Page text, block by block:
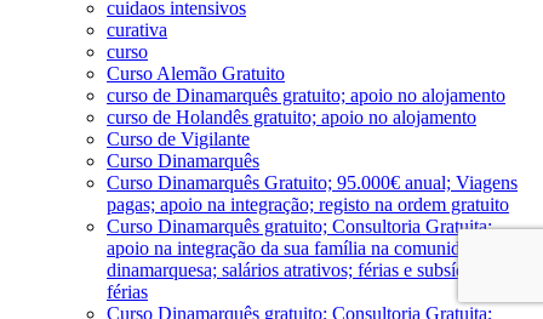
cuidaos intensivos
curativa
curso
Curso Alemão Gratuito
curso de Dinamarquês gratuito; apoio no alojamento
curso de Holandês gratuito; apoio no alojamento
Curso de Vigilante
Curso Dinamarquês
Curso Dinamarquês Gratuito; 95.000€ anual; Viagens
pagas; apoio na integração; registo na ordem gratuito
Curso Dinamarquês gratuito; Consultoria Gratuita;
apoio na integração da sua família na comunidade
dinamarquesa; salários atrativos; férias e subsído de
férias
Curso Dinamarquês gratuito; Consultoria Gratuita;